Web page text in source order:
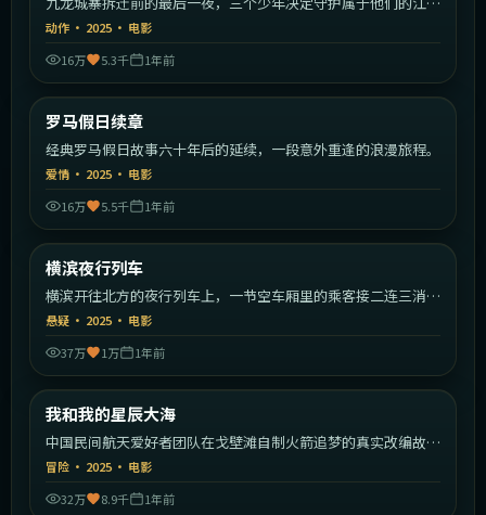
湖。
动作 · 2025 · 电影
16万
5.3千 1年前
最新
罗马假日续章
经典罗马假日故事六十年后的延续，一段意外重逢的浪漫旅程。
爱情 · 2025 · 电影
16万
5.5千 1年前
最新
横滨夜行列车
横滨开往北方的夜行列车上，一节空车厢里的乘客接二连三消
失。
悬疑 · 2025 · 电影
37万
1万 1年前
最新
我和我的星辰大海
中国民间航天爱好者团队在戈壁滩自制火箭追梦的真实改编故
事。
冒险 · 2025 · 电影
32万
8.9千 1年前